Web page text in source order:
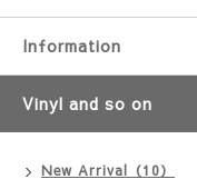
Information
Vinyl and so on
New Arrival（10）